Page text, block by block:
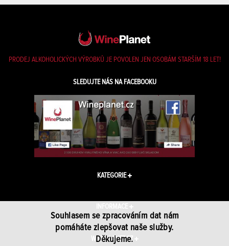
PRODEJ ALKOHOLICKÝCH VÝROBKŮ JE POVOLEN JEN OSOBÁM STARŠÍM 18 LET!
SLEDUJTE NÁS NA FACEBOOKU
KATEGORIE
INFORMACE
WINEPLANET.CZ
Souhlasem se zpracováním dat nám
pomáháte zlepšovat naše služby.
Děkujeme.